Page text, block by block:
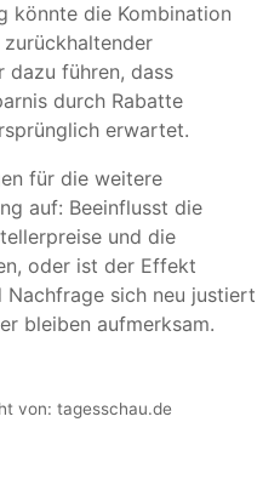
könnte die Kombination
dazu führen, dass
durch Rabatte
erwartet.
für die weitere
auf: Beeinflusst die
und die
oder ist der Effekt
sich neu justiert
bleiben aufmerksam.
von: tagesschau.de